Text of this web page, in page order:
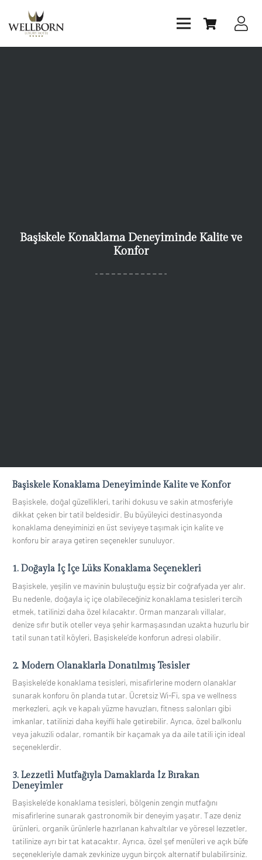
Başiskele Konaklama Deneyiminde Kalite ve
Konfor
Başiskele Konaklama Deneyiminde Kalite ve Konfor
Başiskele, doğal güzellikleri, tarihi dokusu ve sakin atmosferiyle
dikkat çeken bir tatil beldesidir. Bu büyüleyici destinasyonda
konaklama deneyiminizi en üst seviyeye taşımak için kalite ve
konforu bir araya getiren seçenekler sunuluyor.
1. Doğayla İç İçe Lüks Konaklama Seçenekleri
Başiskele, yeşilin ve mavinin buluştuğu eşsiz bir coğrafyada yer alır.
Bu nedenle, doğayla iç içe olabileceğiniz konaklama tesisleri tercih
etmek, tatilinizi daha özel kılacaktır. Orman manzaralı villalar,
denize sıfır butik oteller veya şehir karmaşasından uzakta huzurlu bir
tatil sunan tatil köyleri, Başiskele’de konforun adresi olabilir.
2. Modern Olanaklarla Donatılmış Tesisler
Başiskele’de konaklama tesisleri, misafirlerine modern olanaklar
sunarak konforu ön planda tutar. Ücretsiz Wi-Fi, spa ve wellness
merkezleri, açık ve kapalı yüzme havuzları, fitness salonları gibi
imkanlar, tatilinizi daha keyifli hale getirebilir. Ayrıca, özel balkonlu
veya jakuzili odalar, romantik bir kaçamak ya da aile tatili için ideal
seçeneklerdir.
3. Lezzetli Mutfağıyla Damaklarda İz Bırakan
Deneyimler
Başiskele’de konaklama tesisleri, bölgenin zengin mutfağını
misafirlerine sunarak gastronomik bir deneyim yaşatır. Taze deniz
ürünleri, organik ürünlerle hazırlanan kahvaltılar ve yöresel lezzetler,
tatilinize ayrı bir tat katacaktır. Ayrıca, özel şef menüleri ve açık büfe
seçenekleriyle damak zevkinize uygun birçok alternatif bulabilirsiniz.